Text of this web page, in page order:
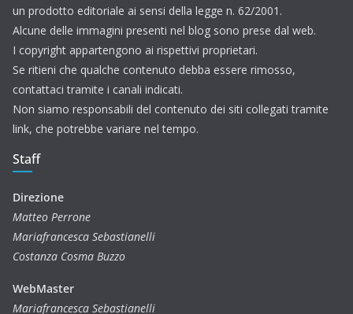
un prodotto editoriale ai sensi della legge n. 62/2001.
Alcune delle immagini presenti nel blog sono prese dal web.
I copyright appartengono ai rispettivi proprietari.
Se ritieni che qualche contenuto debba essere rimosso,
contattaci tramite i canali indicati.
Non siamo responsabili del contenuto dei siti collegati tramite
link, che potrebbe variare nel tempo.
Staff
Direzione
Matteo Perrone
Mariafrancesca Sebastianelli
Costanza Cosma Buzzo
WebMaster
Mariafrancesca Sebastianelli